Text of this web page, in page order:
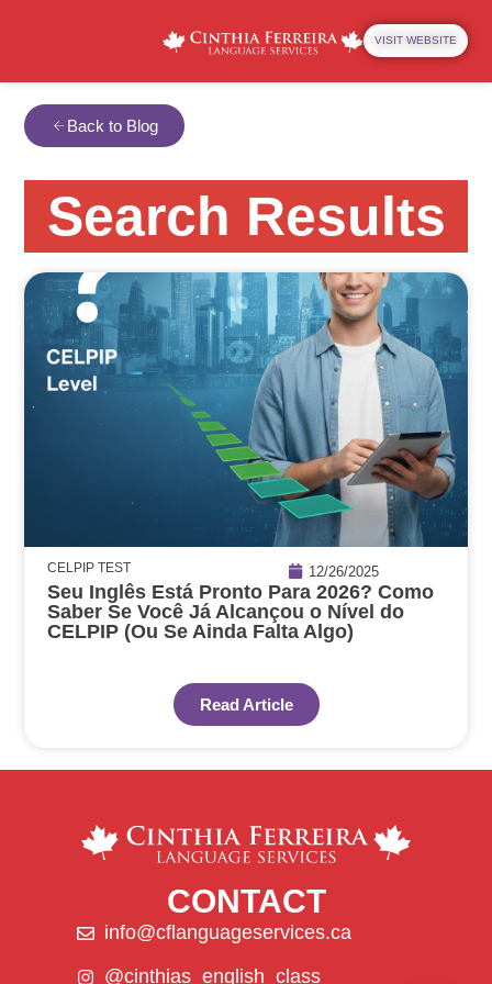
VISIT WEBSITE
Back to Blog
Search Results
CELPIP TEST 12/26/2025
Seu Inglês Está Pronto Para 2026? Como
Saber Se Você Já Alcançou o Nível do
CELPIP (Ou Se Ainda Falta Algo)
Read Article
CONTACT
info@cflanguageservices.ca
@cinthias_english_class